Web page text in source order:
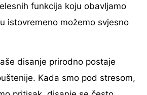
funkcija koju obavljamo
istovremeno možemo svjesno
disanje prirodno postaje
Kada smo pod stresom,